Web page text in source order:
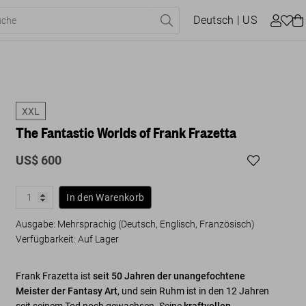
Deutsch | US
XXL
The Fantastic Worlds of Frank Frazetta
US$ 600
In den Warenkorb
Ausgabe: Mehrsprachig (Deutsch, Englisch, Französisch)
Verfügbarkeit:Auf Lager
Frank Frazetta istseit 50 Jahren der unangefochtene
Meister der Fantasy Art, und sein Ruhm ist in den 12 Jahren